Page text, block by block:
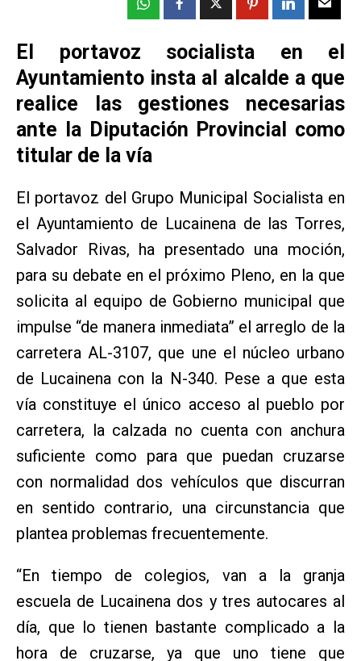
El portavoz socialista en el
Ayuntamiento insta al alcalde a que
realice las gestiones necesarias
ante la Diputación Provincial como
titular de la vía
El portavoz del Grupo Municipal Socialista en
el Ayuntamiento de Lucainena de las Torres,
Salvador Rivas, ha presentado una moción,
para su debate en el próximo Pleno, en la que
solicita al equipo de Gobierno municipal que
impulse “de manera inmediata” el arreglo de la
carretera AL-3107, que une el núcleo urbano
de Lucainena con la N-340. Pese a que esta
vía constituye el único acceso al pueblo por
carretera, la calzada no cuenta con anchura
suficiente como para que puedan cruzarse
con normalidad dos vehículos que discurran
en sentido contrario, una circunstancia que
plantea problemas frecuentemente.
“En tiempo de colegios, van a la granja
escuela de Lucainena dos y tres autocares al
día, que lo tienen bastante complicado a la
hora de cruzarse, ya que uno tiene que